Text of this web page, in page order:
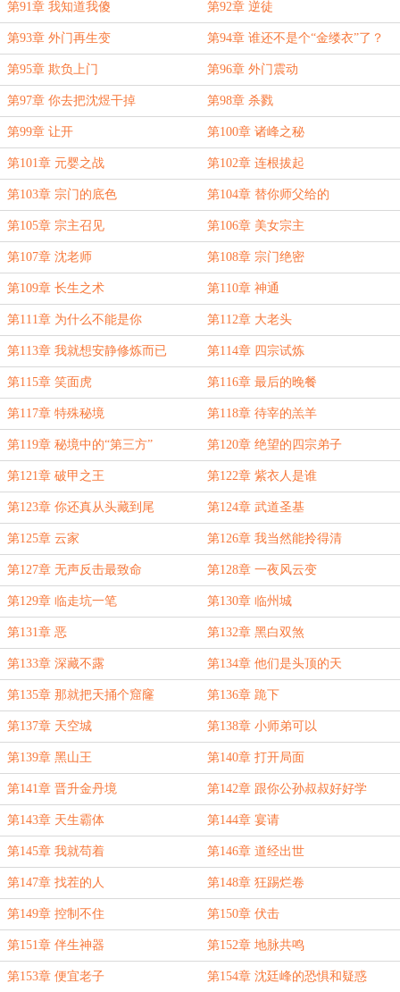
第91章 我知道我傻 第92章 逆徒
第93章 外门再生变 第94章 谁还不是个“金缕衣”了？
第95章 欺负上门 第96章 外门震动
第97章 你去把沈煜干掉 第98章 杀戮
第99章 让开 第100章 诸峰之秘
第101章 元婴之战 第102章 连根拔起
第103章 宗门的底色 第104章 替你师父给的
第105章 宗主召见 第106章 美女宗主
第107章 沈老师 第108章 宗门绝密
第109章 长生之术 第110章 神通
第111章 为什么不能是你 第112章 大老头
第113章 我就想安静修炼而已 第114章 四宗试炼
第115章 笑面虎 第116章 最后的晚餐
第117章 特殊秘境 第118章 待宰的羔羊
第119章 秘境中的“第三方” 第120章 绝望的四宗弟子
第121章 破甲之王 第122章 紫衣人是谁
第123章 你还真从头藏到尾 第124章 武道圣基
第125章 云家 第126章 我当然能拎得清
第127章 无声反击最致命 第128章 一夜风云变
第129章 临走坑一笔 第130章 临州城
第131章 恶 第132章 黑白双煞
第133章 深藏不露 第134章 他们是头顶的天
第135章 那就把天捅个窟窿 第136章 跪下
第137章 天空城 第138章 小师弟可以
第139章 黑山王 第140章 打开局面
第141章 晋升金丹境 第142章 跟你公孙叔叔好好学
第143章 天生霸体 第144章 宴请
第145章 我就苟着 第146章 道经出世
第147章 找茬的人 第148章 狂踢烂卷
第149章 控制不住 第150章 伏击
第151章 伴生神器 第152章 地脉共鸣
第153章 便宜老子 第154章 沈廷峰的恐惧和疑惑